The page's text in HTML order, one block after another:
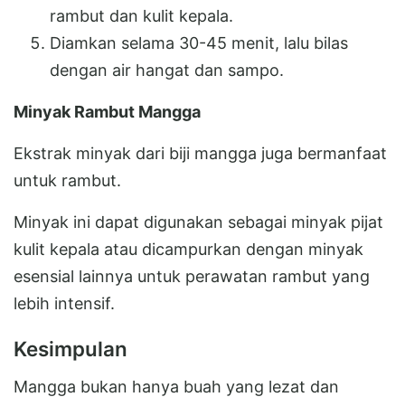
rambut dan kulit kepala.
Diamkan selama 30-45 menit, lalu bilas
dengan air hangat dan sampo.
Minyak Rambut Mangga
Ekstrak minyak dari biji mangga juga bermanfaat
untuk rambut.
Minyak ini dapat digunakan sebagai minyak pijat
kulit kepala atau dicampurkan dengan minyak
esensial lainnya untuk perawatan rambut yang
lebih intensif.
Kesimpulan
Mangga bukan hanya buah yang lezat dan